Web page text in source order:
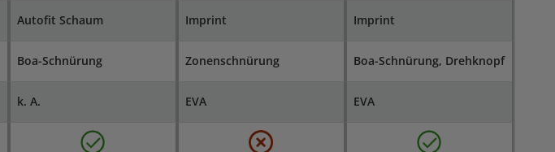
Autofit Schaum Imprint Imprint
Boa-Schnürung Zonen­schnürung Boa-Schnürung, Dreh­k­nopf
k. A. EVA EVA